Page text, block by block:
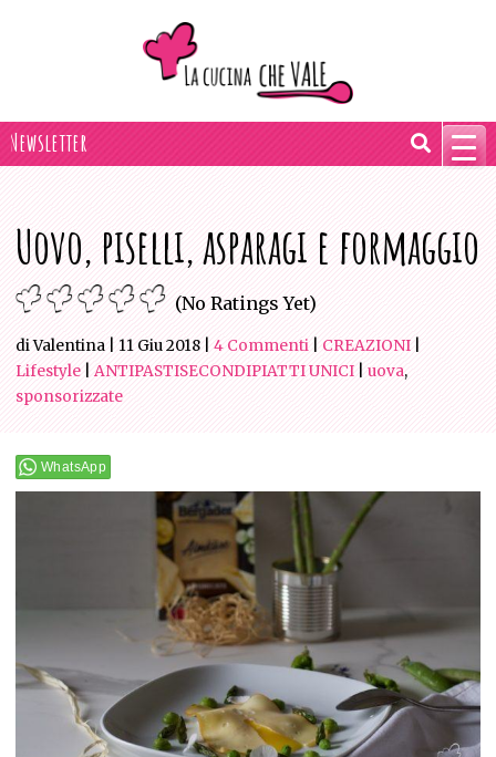
Uovo, piselli, asparagi e formaggio
(No Ratings Yet)
di Valentina| 11 Giu 2018 4 Commenti CREAZIONI|
Lifestyle
ANTIPASTISECONDIPIATTI UNICI uova,
sponsorizzate
WhatsApp